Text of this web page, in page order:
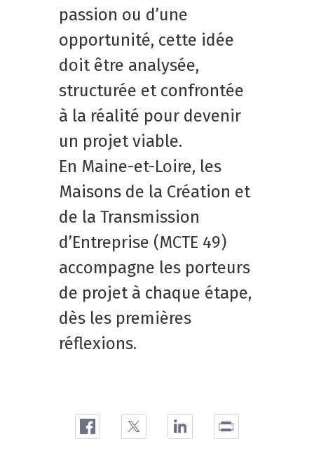
passion ou d’une
opportunité, cette idée
doit être analysée,
structurée et confrontée
à la réalité pour devenir
un projet viable.
En Maine-et-Loire, les
Maisons de la Création et
de la Transmission
d’Entreprise (MCTE 49)
accompagne les porteurs
de projet à chaque étape,
dès les premières
réflexions.